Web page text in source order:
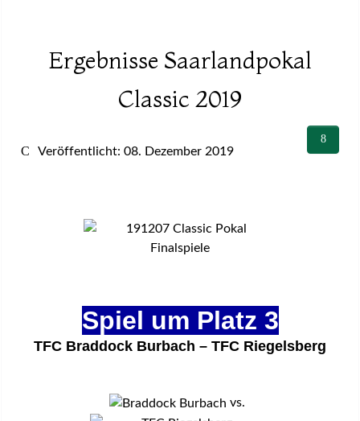
Ergebnisse Saarlandpokal
Classic 2019
Veröffentlicht: 08. Dezember 2019
Spiel um Platz 3
TFC Braddock Burbach – TFC Riegelsberg
vs.